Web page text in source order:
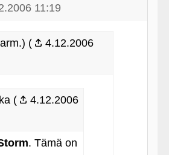
11:19
(
4.12.2006
(
4.12.2006
. Tämä on